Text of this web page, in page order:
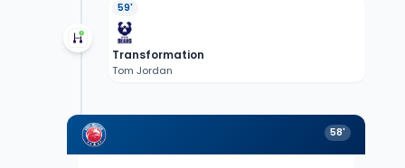
59'
Transformation
Tom Jordan
58'